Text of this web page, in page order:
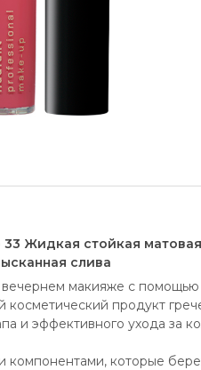
33 Жидкая стойкая
слива
макияже с
продукт
и эффективного ухода за
компонентами, которые